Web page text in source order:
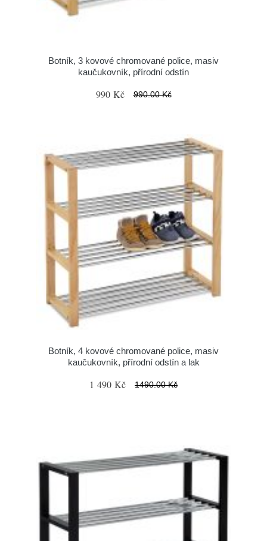
Botník, 3 kovové chromované police, masiv
kaučukovník, přírodní odstín
990 Kč 990.00 Kč
Botník, 4 kovové chromované police, masiv
kaučukovník, přírodní odstín a lak
1 490 Kč 1490.00 Kč